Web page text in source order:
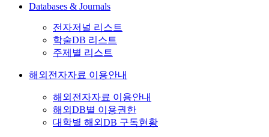
Databases & Journals
전자저널 리스트
학술DB 리스트
주제별 리스트
해외전자자료 이용안내
해외전자자료 이용안내
해외DB별 이용권한
대학별 해외DB 구독현황